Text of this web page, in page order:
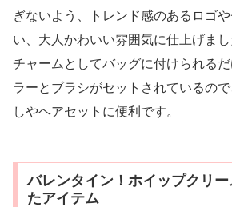
ぎないよう、トレンド感のあるロゴ
い、大人かわいい雰囲気に仕上げま
チャームとしてバッグに付けられる
ラーとブラシがセットされているの
しやヘアセットに便利です。
バレンタイン！ホイップクリ
たアイテム